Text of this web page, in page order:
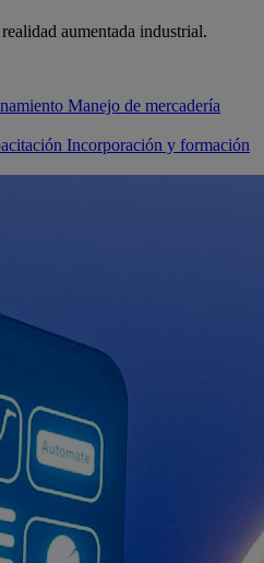
aumentada industrial.
Manejo de mercadería
Incorporación y formación